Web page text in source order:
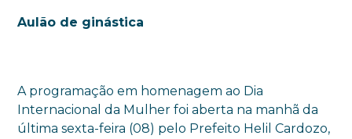
Aulão de ginástica
A programação em homenagem ao Dia
Internacional da Mulher foi aberta na manhã da
última sexta-feira (08) pelo Prefeito Helil Cardozo,